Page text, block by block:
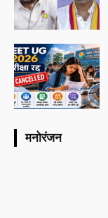
मनोरंजन